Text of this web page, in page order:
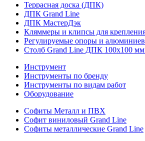
Террасная доска (ДПК)
ДПК Grand Line
ДПК МастерДэк
Кляммеры и клипсы для
Регулируемые опоры и
Столб Grand Line ДПК 100х100 мм
Инструмент
Инструменты по бренду
Инструменты по видам работ
Оборудование
Софиты Металл и ПВХ
Софит виниловый Grand Line
Софиты металлические Grand Line